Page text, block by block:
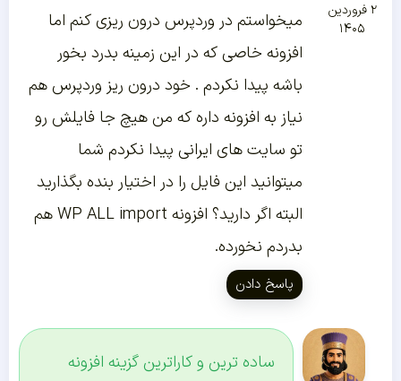
۲ فروردین
۱۴۰۵
میخواستم در وردپرس درون ریزی کنم اما
افزونه خاصی که در این زمینه بدرد بخور
باشه پیدا نکردم . خود درون ریز وردپرس هم
نیاز به افزونه داره که من هیچ جا فایلش رو
تو سایت های ایرانی پیدا نکردم شما
میتوانید این فایل را در اختیار بنده بگذارید
البته اگر دارید؟ افزونه WP ALL import هم
بدردم نخورده.
پاسخ دادن
ساده ترین و کاراترین گزینه افزونه